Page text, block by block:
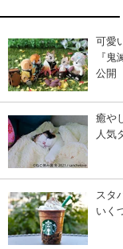
可愛
『
公開
癒や
人気
スタ
いく